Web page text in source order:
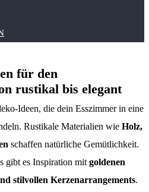
für den
rustikal bis elegant
Ideen, die dein Esszimmer in eine
Rustikale Materialien wie Holz,
schaffen natürliche Gemütlichkeit.
gibt es Inspiration mit goldenen
stilvollen Kerzenarrangements.